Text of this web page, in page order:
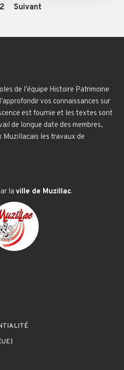
2 Suivant
de l’équipe Histoire Patrimoine
vos connaissances sur
est fournie et les textes sont
de longue date des membres,
Muzillacais les travaux de
la ville de Muzillac.